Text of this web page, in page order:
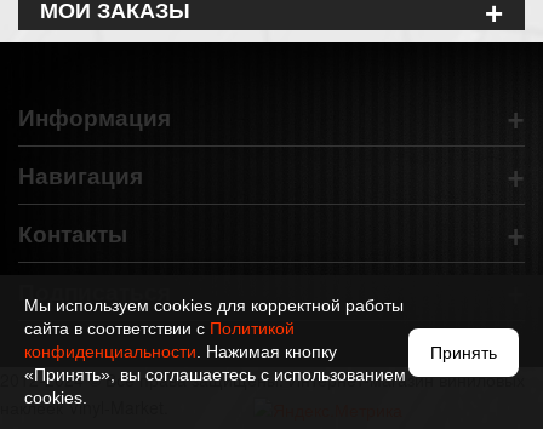
МОИ ЗАКАЗЫ +
Информация +
Навигация +
Контакты +
Подписаться
2012-2024 © Все права защищены. Интернет-магазин виниловых
наклеек Vinyl-Market.
Мы используем cookies для корректной работы
сайта в соответствии с Политикой
конфиденциальности . Нажимая кнопку
«Принять», вы соглашаетесь с использованием
cookies.
Принять